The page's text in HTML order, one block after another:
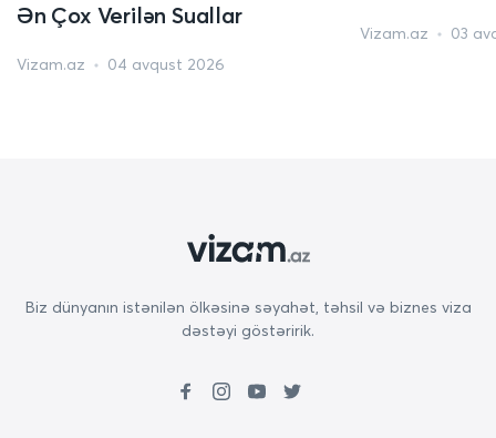
Ən Çox Verilən Suallar
Vizam.az 04 avqust 2026
Vizam.az 03
Biz dünyanın istənilən ölkəsinə səyahət, təhsil və biznes viza
dəstəyi göstəririk.